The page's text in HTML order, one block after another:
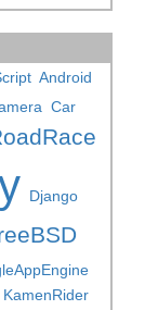
Android
Car
Django
KamenRider